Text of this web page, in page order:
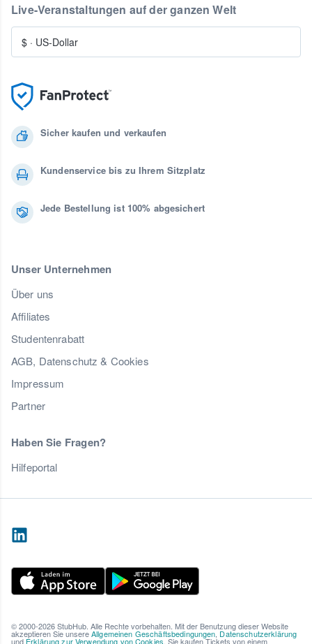
Sicher kaufen und verkaufen
Kundenservice bis zu Ihrem Sitzplatz
Jede Bestellung ist 100% abgesichert
Unser Unternehmen
Über uns
Affiliates
Studentenrabatt
AGB, Datenschutz & Cookies
Impressum
Partner
Haben Sie Fragen?
Hilfeportal
Live-Veranstaltungen auf der ganzen Welt
$ · US-Dollar
© 2000-2026 StubHub. Alle Rechte vorbehalten. Mit der Benutzung dieser Website
akzeptieren Sie unsereAllgemeinen Geschäftsbedingungen, Datenschutzerklärung
und Erklärung zur Verwendung von Cookies . Sie kaufen Tickets von einem